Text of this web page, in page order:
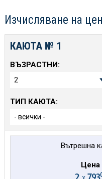
Изчисляване на
КАЮТА № 1
ВЪЗРАСТНИ:
ТИП КАЮТА:
Вътрешна
Цена